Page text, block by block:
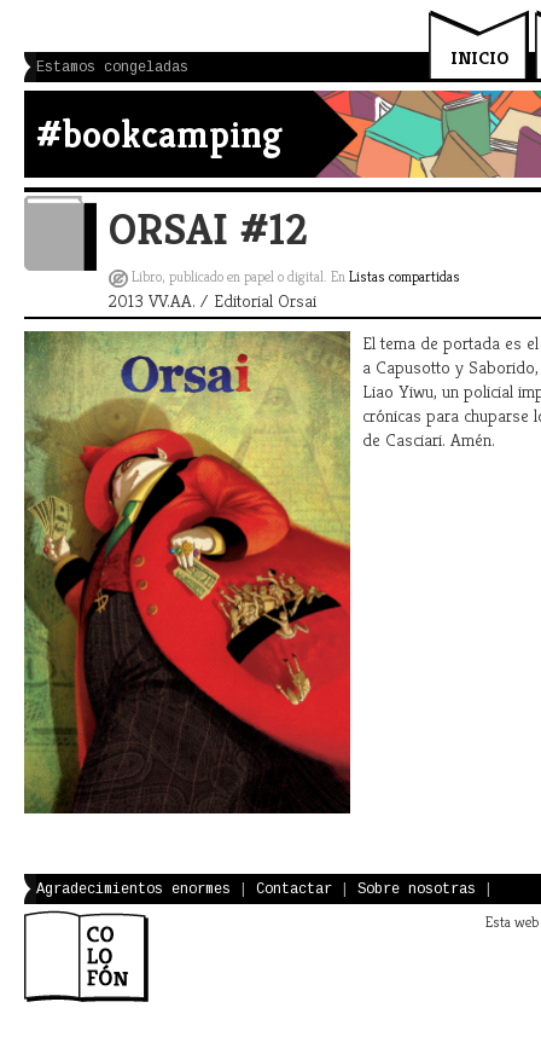
INICIO
Estamos congeladas
#bookcamping
ORSAI #12
Libro, publicado en papel o digital. EnListas compartidas
2013 VV.AA. / Editorial Orsai
El tema de portada es
a Capusotto y
Liao Yiwu, un policial
crónicas para chuparse
de Casciari. Amén.
Agradecimientos enormes Contactar Sobre nosotras
Esta